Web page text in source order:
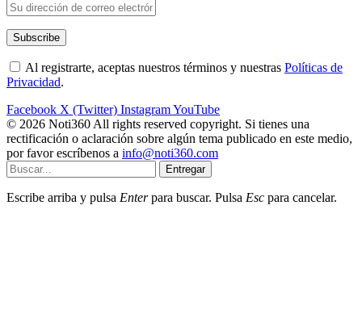
Al registrarte, aceptas nuestros términos y nuestras Políticas de
Privacidad.
Facebook X (Twitter) InstagramYouTube
© 2026 Noti360 All rights reserved copyright. Si tienes una
rectificación o aclaración sobre algún tema publicado en este medio,
por favor escríbenos a info@noti360.com
Entregar
Escribe arriba y pulsa Enterpara buscar. Pulsa Esc para cancelar.